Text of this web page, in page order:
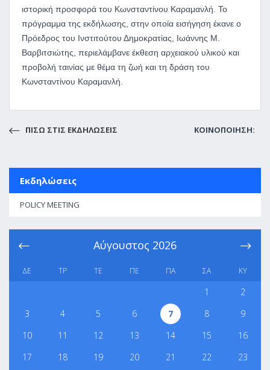
ιστορική προσφορά του Κωνσταντίνου Καραμανλή. Το
πρόγραμμα της εκδήλωσης, στην οποία εισήγηση έκανε ο
Πρόεδρος του Ινστιτούτου Δημοκρατίας, Ιωάννης Μ.
Βαρβιτσιώτης, περιελάμβανε έκθεση αρχειακού υλικού και
προβολή ταινίας με θέμα τη ζωή και τη δράση του
Κωνσταντίνου Καραμανλή.
ΠΙΣΩ ΣΤΙΣ ΕΚΔΗΛΩΣΕΙΣ ΚΟΙΝΟΠΟΙΗΣΗ:
Εκδηλώσεις
POLICY MEETING
Αύγουστος 2026
ΔΕ ΤΡ ΤΕ ΠΕ ΠΑ ΣΑ ΚΥ
1
2
3
4 5 6 7 8
9
10
11 12 13 14 15
16
17
18 19 20 21 22
23